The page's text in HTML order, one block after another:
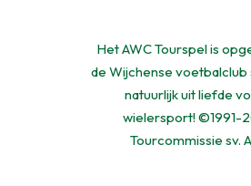
Het AWC Tourspel is
de Wijchense voetbalclub
natuurlijk uit liefde
wielersport! ©1991-
Tourcommissie sv.